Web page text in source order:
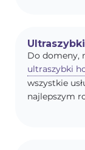
Do domeny,
ultraszybki
wszystkie
najlepszym